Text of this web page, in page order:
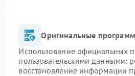
Оригинальные
Использование официальных
пользовательскими данными:
восстановление информации